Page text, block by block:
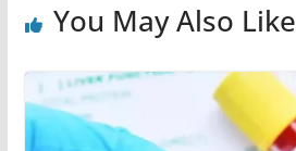
You May Also Like